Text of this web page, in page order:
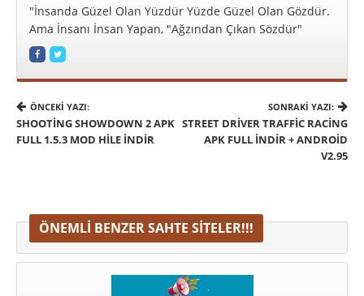
"İnsanda Güzel Olan Yüzdür Yüzde Güzel Olan Gözdür.
Ama İnsanı İnsan Yapan, "Ağzından Çıkan Sözdür"
ÖNCEKI YAZI:
SHOOTING SHOWDOWN 2 APK
FULL 1.5.3 MOD HILE İNDIR
SONRAKI YAZI:
STREET DRIVER TRAFFIC RACING
APK FULL İNDIR + ANDROID
V2.95
ÖNEMLI BENZER SAHTE SITELER!!!